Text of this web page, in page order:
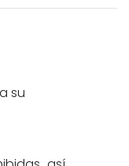
su